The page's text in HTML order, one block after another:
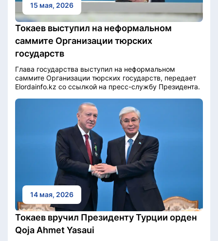
15 мая, 2026
Токаев выступил на неформальном
саммите Организации тюрских
государств
Глава государства выступил на неформальном
саммите Организации тюрских государств, передает
Elordainfo.kz со ссылкой на пресс-службу Президента.
14 мая, 2026
Токаев вручил Президенту Турции орден
Qoja Ahmet Yasaui